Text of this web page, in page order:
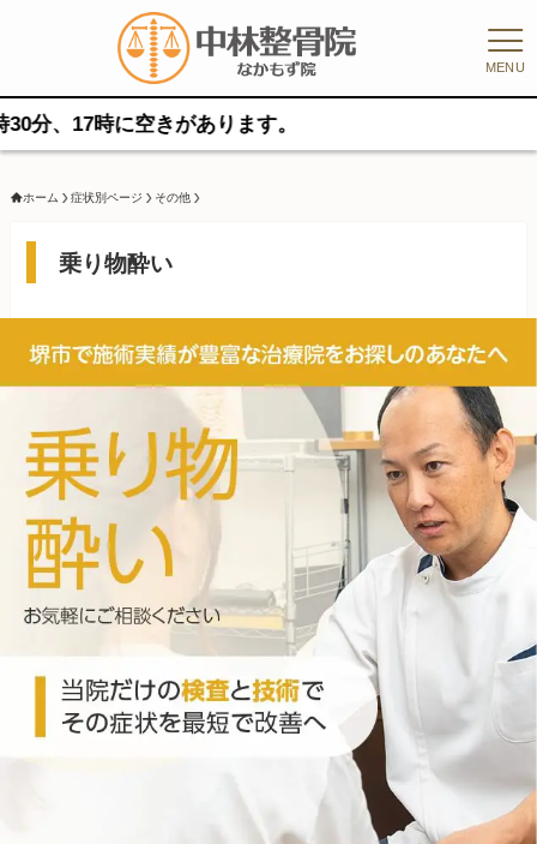
MENU
きがあります。
ホーム 症状別ページ その他
乗り物酔い